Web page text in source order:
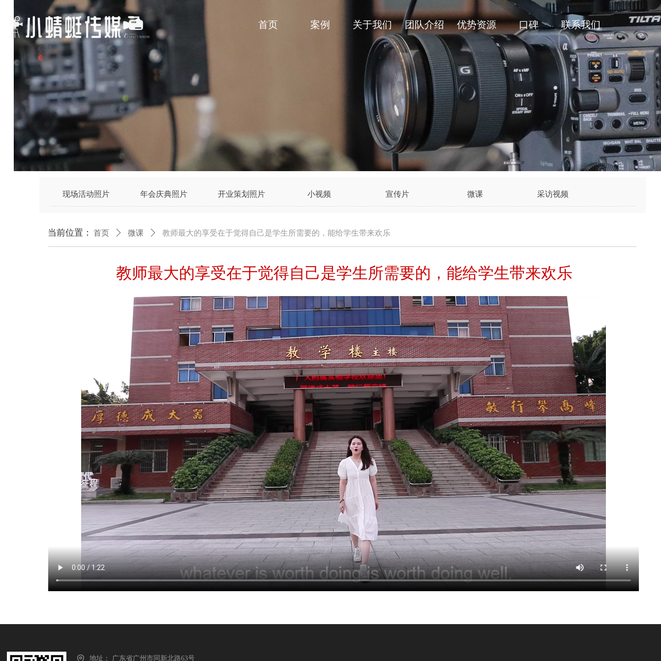
首页 案例 关于我们 团队介绍 优势资源 口碑 联系我们
现场活动照片 年会庆典照片 开业策划照片 小视频 宣传片 微课 采访视频
当前位置： 首页 ꄲ 微课 ꄲ 教师最大的享受在于觉得自己是学生所需要的，能给学生带来欢乐
教师最大的享受在于觉得自己是学生所需要的，能给学生带来欢乐
地址： 广东省广州市同新北路63号